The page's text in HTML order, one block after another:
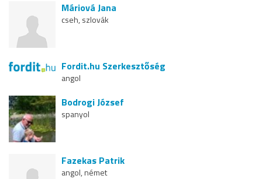
Máriová Jana
cseh, szlovák
Fordit.hu Szerkesztőség
angol
Bodrogi József
spanyol
Fazekas Patrik
angol, német